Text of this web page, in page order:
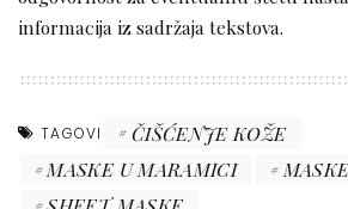
informacija iz sadržaja tekstova.
TAGOVI
ČIŠĆENJE KOŽE
MASKE U MARAMICI